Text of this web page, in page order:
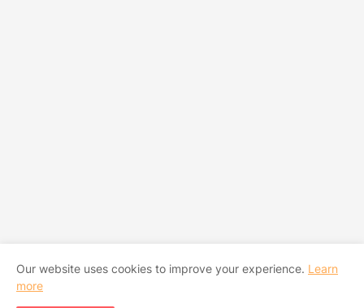
Our website uses cookies to improve your experience. Learn
more